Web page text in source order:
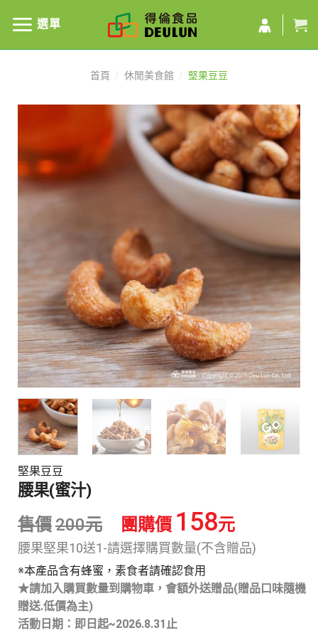
選單
首頁 休閒美食館 堅果豆豆
堅果豆豆
腰果(蜜汁)
售價200元 團購價 158元
腰果堅果10送1-請選擇購買數量(不含贈品)
※本產品含有蜂蜜，素食者請確認食用
★請加入購買數量到購物車，會額外送贈品(贈品口味隨機
贈送.低價為主)
活動日期：即日起~2026.8.31止